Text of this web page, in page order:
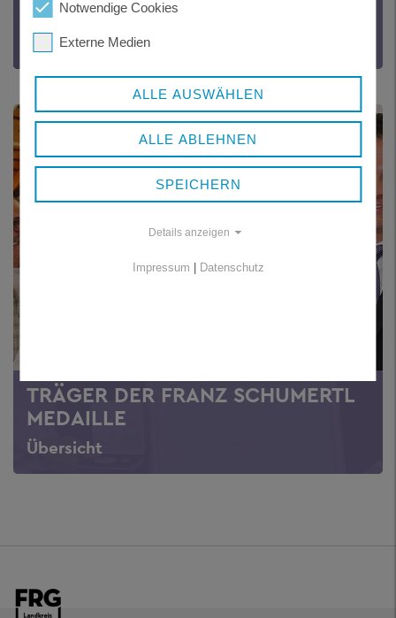
FRANZ SCHUMERTL MEDAILLE
des Landkreises Freyung-Grafenau
TRÄGER DER FRANZ SCHUMERTL
MEDAILLE
Übersicht
Notwendige Cookies
Externe Medien
ALLE AUSWÄHLEN
ALLE ABLEHNEN
SPEICHERN
Details anzeigen
Impressum | Datenschutz